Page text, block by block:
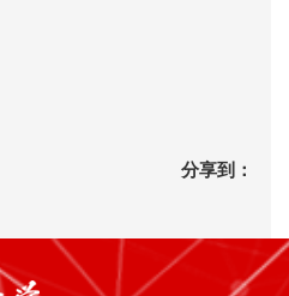
分享到：